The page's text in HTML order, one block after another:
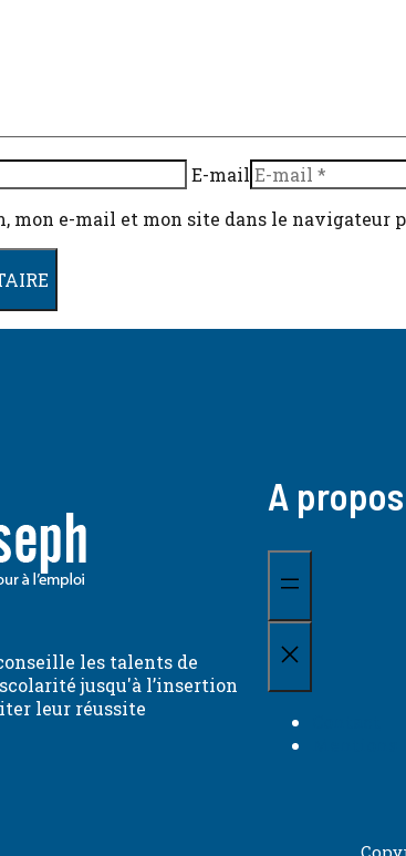
E-mail
mon e-mail et mon site dans le navigateur
les talents de
jusqu'à l’insertion
leur réussite
A propos